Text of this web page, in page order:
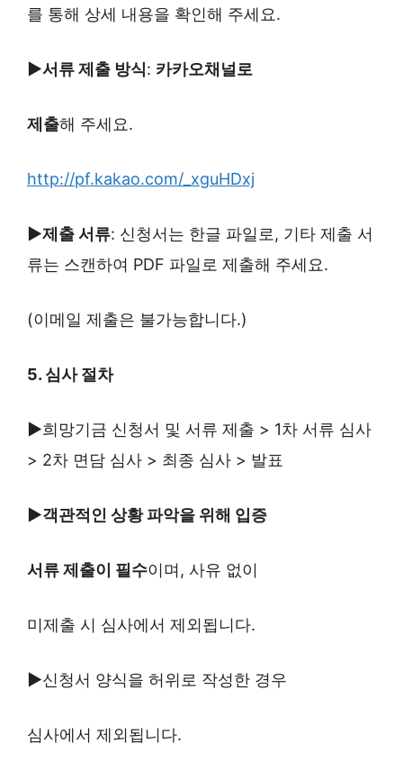
를 통해 상세 내용을 확인해 주세요.
▶서류 제출 방식: 카카오채널로
제출해 주세요.
http://pf.kakao.com/_xguHDxj
▶제출 서류: 신청서는 한글 파일로, 기타 제출 서
류는 스캔하여 PDF 파일로 제출해 주세요.
(이메일 제출은 불가능합니다.)
5. 심사 절차
▶희망기금 신청서 및 서류 제출 > 1차 서류 심사
> 2차 면담 심사 > 최종 심사 > 발표
▶객관적인 상황 파악을 위해 입증
서류 제출이 필수이며, 사유 없이
미제출 시 심사에서 제외됩니다.
▶신청서 양식을 허위로 작성한 경우
심사에서 제외됩니다.